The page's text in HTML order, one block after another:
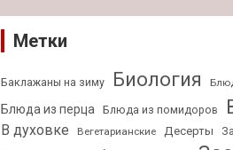
Метки
Баклажаны на зиму Биология
Блюда из перца Блюда из помидоров
В духовке Вегетарианские Десерты